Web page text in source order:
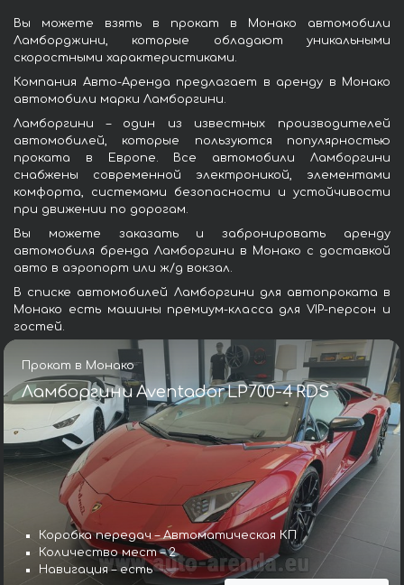
Вы можете взять в прокат в Монако автомобили
Ламборджини, которые обладают уникальными
скоростными характеристиками.
Компания Авто-Аренда предлагает в аренду в Монако
автомобили марки Ламборгини.
Ламборгини – один из известных производителей
автомобилей, которые пользуются популярностью
проката в Европе. Все автомобили Ламборгини
снабжены современной электроникой, элементами
комфорта, системами безопасности и устойчивости
при движении по дорогам.
Вы можете заказать и забронировать аренду
автомобиля бренда Ламборгини в Монако с доставкой
авто в аэропорт или ж/д вокзал.
В списке автомобилей Ламборгини для автопроката в
Монако есть машины премиум-класса для VIP-персон и
гостей.
Прокат в Монако
Ламборгини Aventador LP700-4 RDS
Коробка передач – Автоматическая КП
Количество мест – 2
Навигация – есть